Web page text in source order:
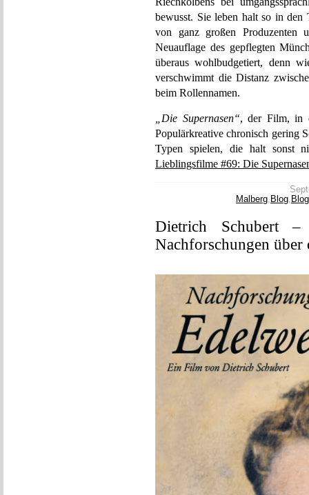
bewusst. Sie leben halt so in den
von ganz großen Produzenten
Neuauflage des gepflegten
überaus wohlbudgetiert, denn
verschwimmt die Distanz
beim Rollennamen.
„Die Supernasen“, der Film, in
Populärkreative chronisch gering
Typen spielen, die halt sonst
Lieblingsfilme #69: Die
Malberg, Blog,
Dietrich Schubert
Nachforschungen